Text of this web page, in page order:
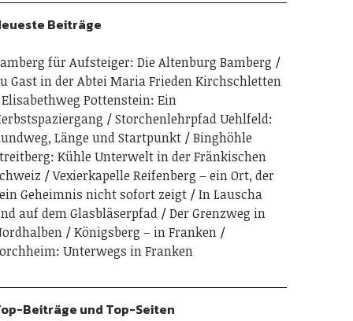
Beiträge
für Aufsteiger: Die Altenburg Bamberg
Gast in der Abtei Maria Frieden Kirchschletten
Elisabethweg Pottenstein: Ein
Storchenlehrpfad Uehlfeld:
Länge und Startpunkt
Binghöhle
Kühle Unterwelt in der Fränkischen
Vexierkapelle Reifenberg – ein Ort, der
Geheimnis nicht sofort zeigt
In Lauscha
auf dem Glasbläserpfad
Der Grenzweg in
Königsberg – in Franken
Unterwegs in Franken
Beiträge und Top-Seiten